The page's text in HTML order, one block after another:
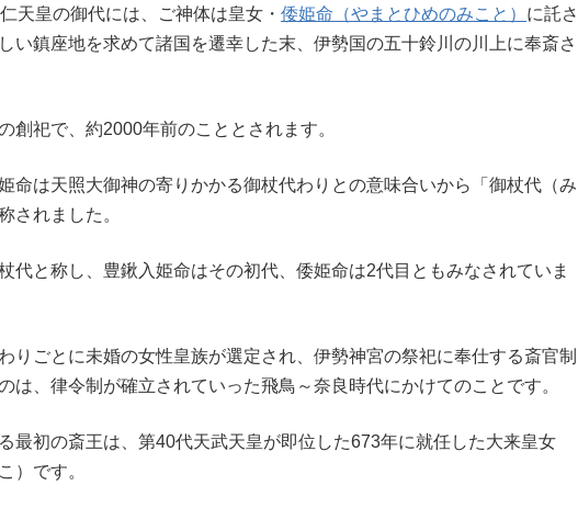
天皇の御代には、ご神体は皇女・ 倭姫命（やまとひめのみこと） に託さ
い鎮座地を求めて諸国を遷幸した末、伊勢国の五十鈴川の川上に奉斎さ
創祀で、約2000年前のこととされます。
命は天照大御神の寄りかかる御杖代わりとの意味合いから「御杖代（み
されました。
代と称し、豊鍬入姫命はその初代、倭姫命は2代目ともみなされていま
りごとに未婚の女性皇族が選定され、伊勢神宮の祭祀に奉仕する斎官制
は、律令制が確立されていった飛鳥～奈良時代にかけてのことです。
最初の斎王は、第40代天武天皇が即位した673年に就任した大来皇女
）です。